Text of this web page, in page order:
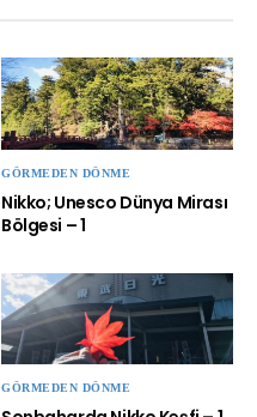
GÖRMEDEN DÖNME
Nikko; Unesco Dünya Mirası
Bölgesi – 1
GÖRMEDEN DÖNME